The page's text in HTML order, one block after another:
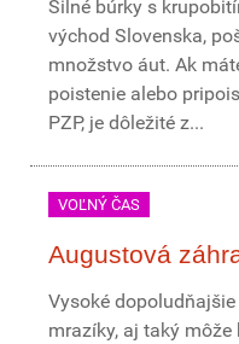
Silné búrky s
východ Slovenska,
množstvo áut. Ak
poistenie alebo
PZP, je dôležité z...
VOĽNÝ ČAS
Augustová
Vysoké
mrazíky, aj taký